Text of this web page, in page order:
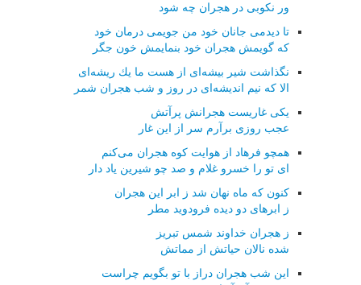
ور نكوبی در هجران چه شود
تا دیدمی جانان خود من جویمی درمان خود
كه گویمش هجران خود بنمایمش خون جگر
نگذاشت شیر بیشه‌ای از هست ما یك ریشه‌ای
الا كه نیم اندیشه‌ای در روز و شب هجران شمر
یكی غاریست هجرانش پرآتش
عجب روزی برآرم سر از این غار
همچو فرهاد از هوایت كوه هجران می‌كنم
ای تو را خسرو غلام و صد چو شیرین یاد دار
كنون كه ماه نهان شد ز ابر این هجران
ز ابرهای دو دیده فرودوید مطر
ز هجران خداوند شمس تبریز
شده نالان حیاتش از مماتش
این شب هجران دراز با تو بگویم چراست